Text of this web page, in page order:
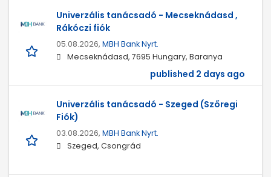
Univerzális tanácsadó - Mecseknádasd ,
Rákóczi fiók
05.08.2026, MBH Bank Nyrt.
Mecseknádasd, 7695 Hungary, Baranya
published 2 days ago
Univerzális tanácsadó - Szeged (Szőregi
Fiók)
03.08.2026, MBH Bank Nyrt.
Szeged, Csongrád